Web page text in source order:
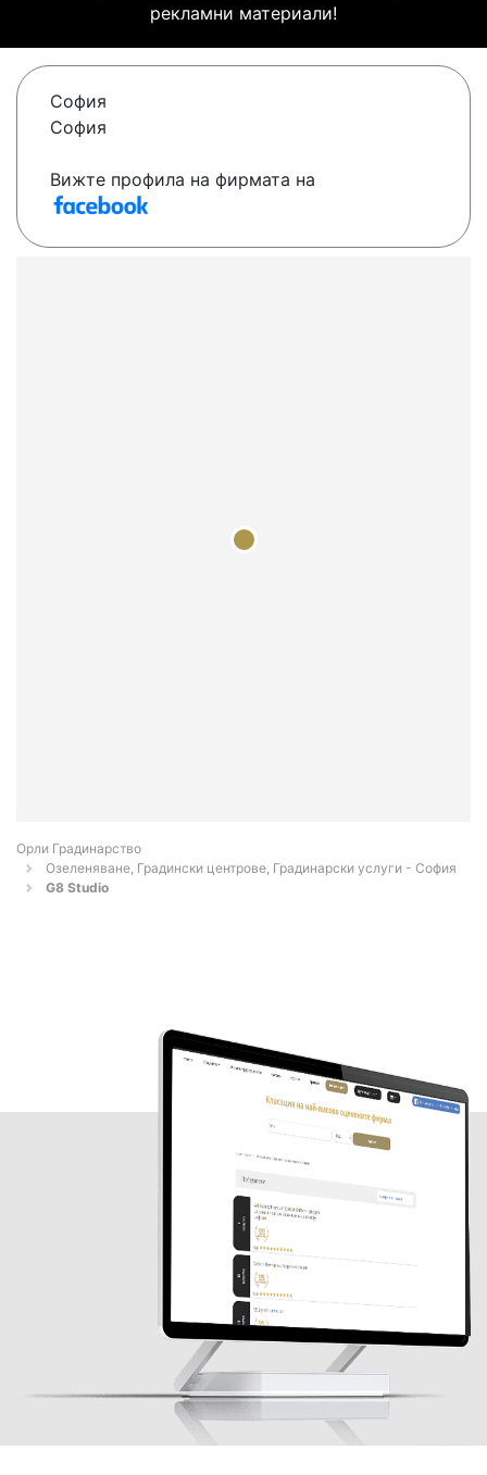
рекламни материали!
София
София
Вижте профила на фирмата на
Орли Градинарство
Озеленяване, Градински центрове, Градинарски услуги - София
G8 Studio